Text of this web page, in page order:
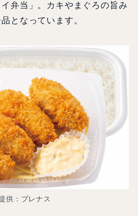
イ弁当」。カキやまぐろの旨み
となっています。
供：プレナス